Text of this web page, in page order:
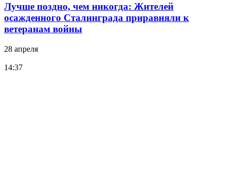
Лучше поздно, чем никогда: Жителей
осажденного Сталинграда приравняли к
ветеранам войны
28 апреля
14:37